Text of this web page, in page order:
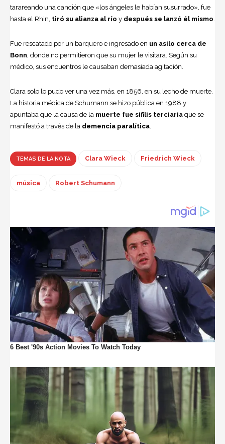
tarareando una canción que «los ángeles le habían susurrado», fue
hasta el Rhin, tiró su alianza al río y después se lanzó él mismo
Fue rescatado por un barquero e ingresado en un asilo cerca de
Bonn , donde no permitieron que su mujer le visitara. Según su
médico, sus encuentros le causaban demasiada agitación.
Clara solo lo pudo ver una vez más, en 1856, en su lecho de muerte.
La historia médica de Schumann se hizo pública en 1988 y
apuntaba que la causa de la muerte fue sífilis terciaria que se
manifestó a través de la demencia paralítica
TEMAS DE LA NOTA Clara Wieck Friedrich Wieck
música Robert Schumann